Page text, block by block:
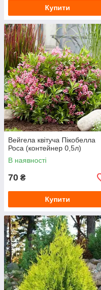
Купити
Вейгела квітуча Пікобелла
Роса (контейнер 0,5л)
В наявності
70 ₴
Купити